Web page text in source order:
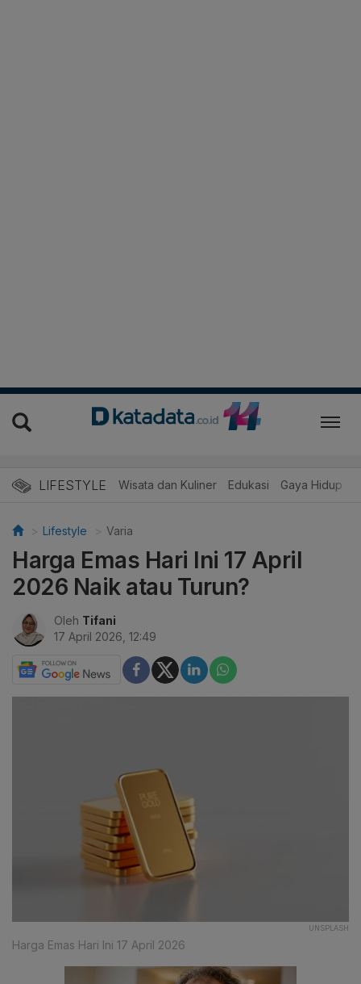
LIFESTYLE Wisata dan Kuliner Edukasi Gaya Hidup
Lifestyle Varia
Harga Emas Hari Ini 17 April
2026 Naik atau Turun?
Oleh Tifani
17 April 2026, 12:49
UNSPLASH
Harga Emas Hari Ini 17 April 2026